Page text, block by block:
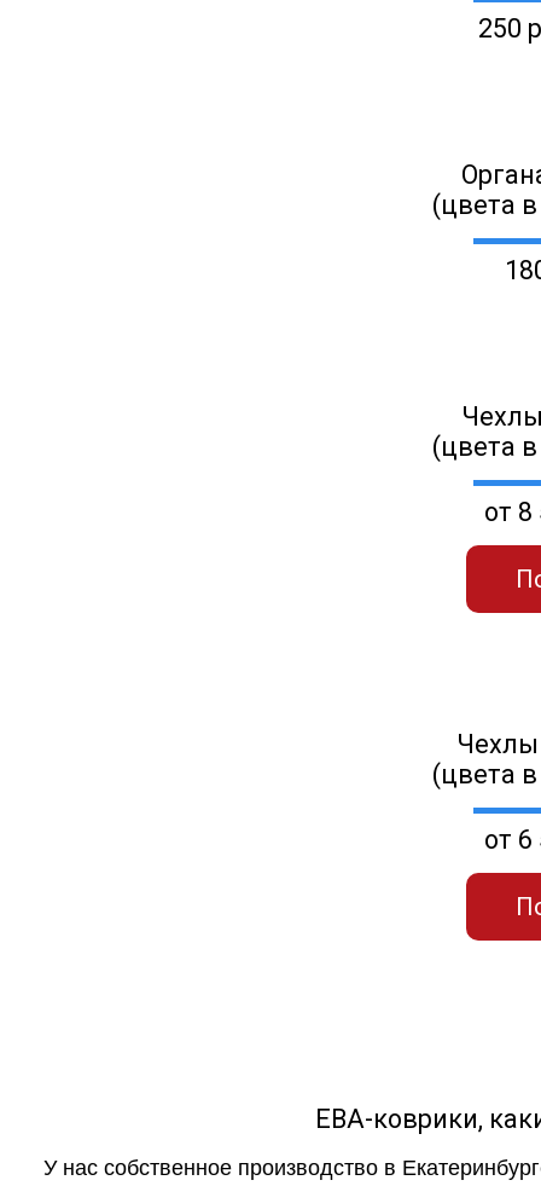
250
(цвета
(цвета
от 8
(цвета
от 6
ЕВА-коврики,
У нас собственное производство в